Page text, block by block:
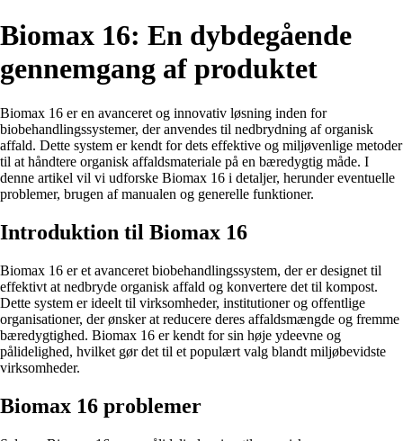
Biomax 16: En dybdegående
gennemgang af produktet
Biomax 16 er en avanceret og innovativ løsning inden for
biobehandlingssystemer, der anvendes til nedbrydning af organisk
affald. Dette system er kendt for dets effektive og miljøvenlige metoder
til at håndtere organisk affaldsmateriale på en bæredygtig måde. I
denne artikel vil vi udforske Biomax 16 i detaljer, herunder eventuelle
problemer, brugen af manualen og generelle funktioner.
Introduktion til Biomax 16
Biomax 16 er et avanceret biobehandlingssystem, der er designet til
effektivt at nedbryde organisk affald og konvertere det til kompost.
Dette system er ideelt til virksomheder, institutioner og offentlige
organisationer, der ønsker at reducere deres affaldsmængde og fremme
bæredygtighed. Biomax 16 er kendt for sin høje ydeevne og
pålidelighed, hvilket gør det til et populært valg blandt miljøbevidste
virksomheder.
Biomax 16 problemer